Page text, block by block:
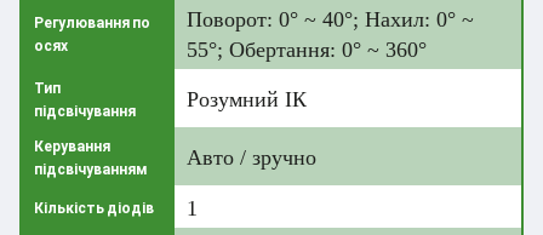
Регулювання по
осях
Поворот: 0° ~ 40°; Нахил: 0° ~
55°; Обертання: 0° ~ 360°
Тип
підсвічування
Розумний ІК
Керування
підсвічуванням
Авто / зручно
Кількість діодів 1